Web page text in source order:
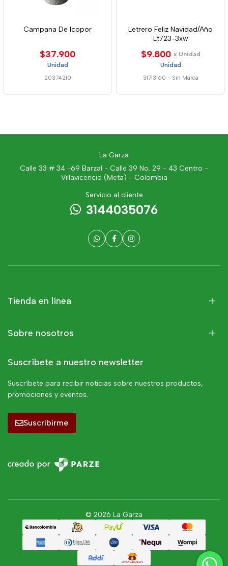
Campana De Icopor
$37.900
Unidad
20374210
Letrero Feliz Navidad/Año
Lt723-3xw
$9.800 x Unidad
Unidad
31713160 - Sin Marca
La Garza
Calle 33 # 34 -69 Barzal - Calle 39 No. 29 - 43 Centro -
Villavicencio (Meta) - Colombia
Servicio al cliente
3144035076
Tienda en línea
Sobre nosotros
Suscríbete a nuestro newsletter
Suscríbete para recibir noticias sobre nuestros productos,
promociones y eventos.
Suscribirme
© 2026 La Garza